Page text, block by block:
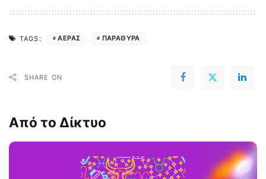
TAGS: ΑΕΡΑΣ ΠΑΡΑΘΥΡΑ
SHARE ON
Από το Δίκτυο